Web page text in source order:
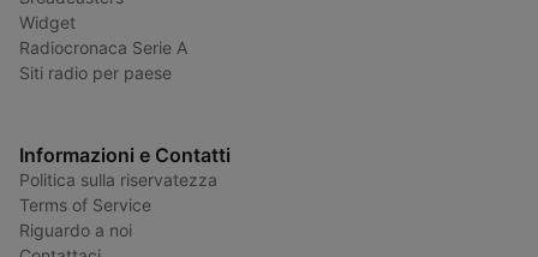
Widget
Radiocronaca Serie A
Siti radio per paese
Informazioni e Contatti
Politica sulla riservatezza
Terms of Service
Riguardo a noi